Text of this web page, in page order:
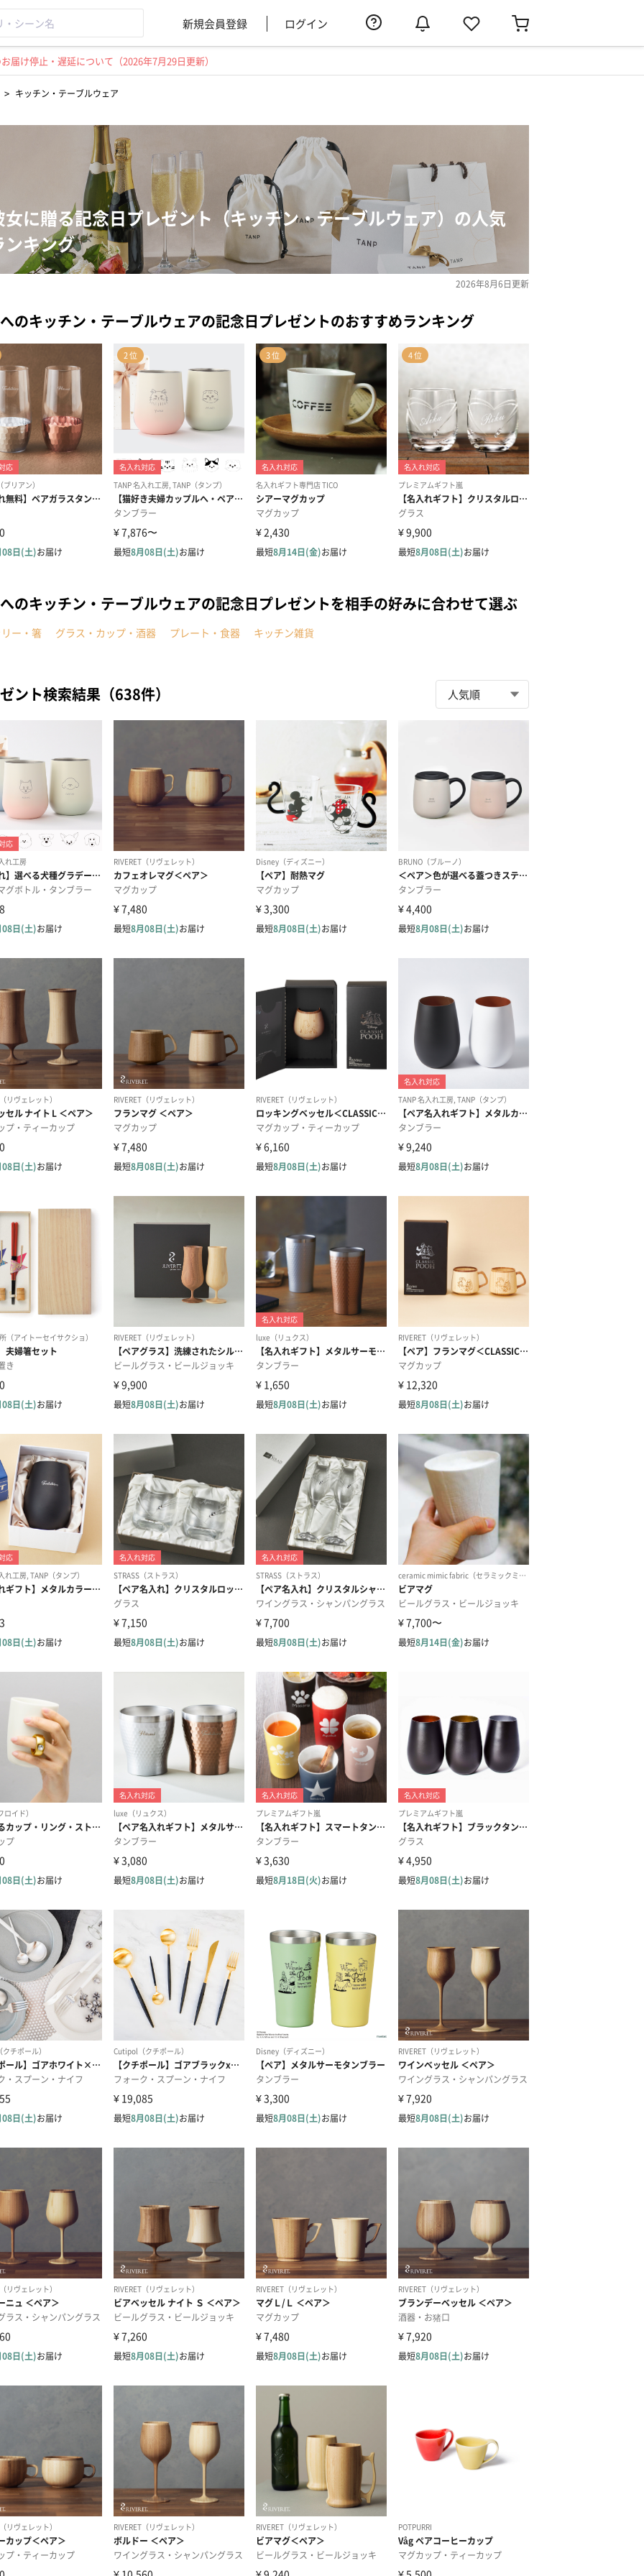
新規会員登録 ログイン
け停止・遅延について（2026年7月29日更新）
> キッチン・テーブルウェア
女に贈る記念日プレゼント（キッチン・テーブルウェア）の人気
ンキング
2026年8月6日更新
のキッチン・テーブルウェアの記念日プレゼントのおすすめランキング
のキッチン・テーブルウェアの記念日プレゼントを相手の好みに合わせて選ぶ
ー・箸 グラス・カップ・酒器 プレート・食器 キッチン雑貨
ント検索結果（638件）